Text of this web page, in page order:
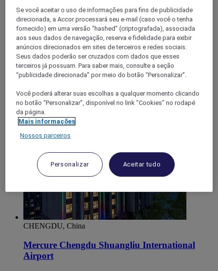
Grand Mercure Chengdu East
O hotel oferece 35.000 m², com um conceito de design de
beleza retro francesa. O Champanhe dourado é utilizado para
embelezar a cor turquesa, criando um luxuoso ambiente
urbano. Além disso, o hotel integra igualmente a cultura de
Sichuan e Shu, combinado o estilo e a elegância Shu na
4,7/5Rated 4,7 of 5
CHENGDU, China
Mercure Chengdu Shuangliu International
Airport
Se você aceitar o uso de informações para fins de publicidade
direcionada, a Accor processará seu e-mail (caso você o tenha
fornecido) em uma versão “hashed” (criptografada), associada
aos seus dados de navegação, reserva e fidelidade para exibir
anúncios direcionados em sites de terceiros e redes sociais.
Seus dados poderão ser cruzados com dados que esses
terceiros já possuam. Para saber mais, consulte a seção
“publicidade direcionada” por meio do botão “Personalizar”.
Você poderá alterar suas escolhas a qualquer momento clicando
no botão “Personalizar”, disponível no link "Cookies" no rodapé
da página.
Mais informações
Nossos parceiros
Personalizar Aceitar tudo